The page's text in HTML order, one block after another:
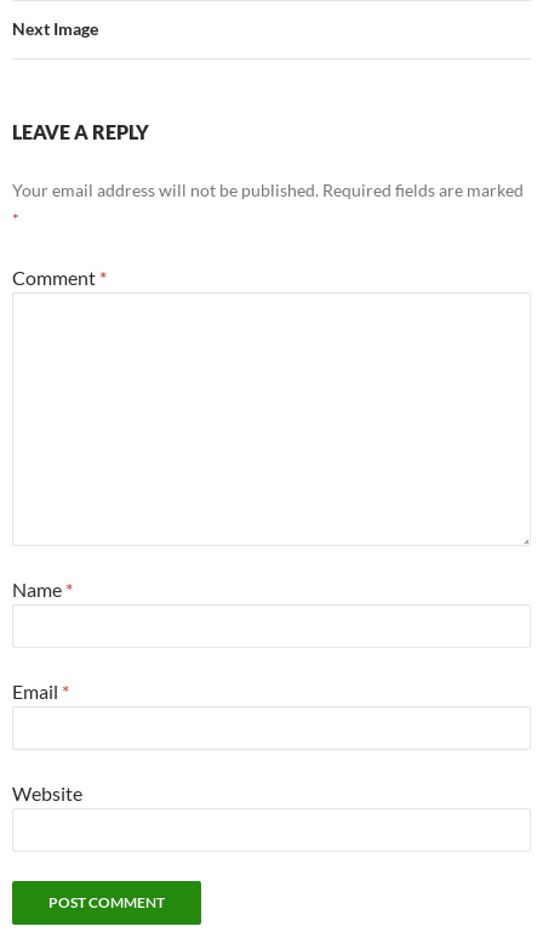
Next Image
LEAVE A REPLY
Your email address will not be published. Required fields are marked
*
Comment *
Name *
Email *
Website